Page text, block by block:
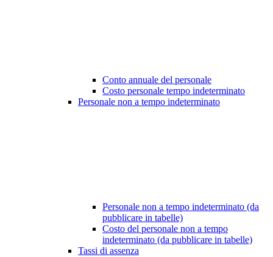
Conto annuale del personale
Costo personale tempo indeterminato
Personale non a tempo indeterminato
Personale non a tempo indeterminato (da
pubblicare in tabelle)
Costo del personale non a tempo
indeterminato (da pubblicare in tabelle)
Tassi di assenza